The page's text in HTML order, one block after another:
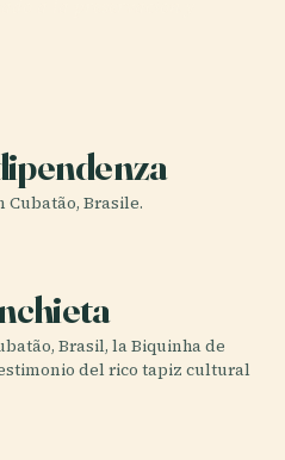
Brasile.
Brasil, la Biquinha de
del rico tapiz cultural